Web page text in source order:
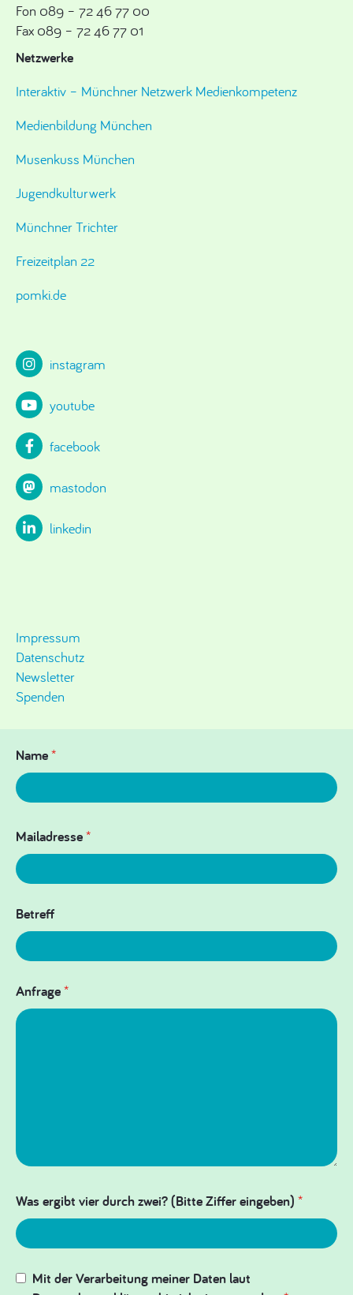
Fon 089 – 72 46 77 00
Fax 089 – 72 46 77 01
Netzwerke
Interaktiv – Münchner Netzwerk Medienkompetenz
Medienbildung München
Musenkuss München
Jugendkulturwerk
Münchner Trichter
Freizeitplan 22
pomki.de
instagram
youtube
facebook
mastodon
linkedin
Impressum
Datenschutz
Newsletter
Spenden
Name*
Mailadresse*
Betreff
Anfrage*
Was ergibt vier durch zwei? (Bitte Ziffer eingeben) *
Mit der Verarbeitung meiner Daten laut